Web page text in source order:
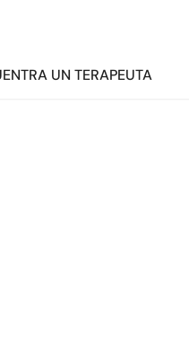
UN TERAPEUTA